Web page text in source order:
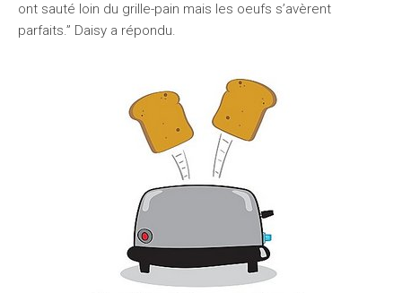
ont sauté loin du grille-pain mais les oeufs s’avèrent
parfaits.” Daisy a répondu.